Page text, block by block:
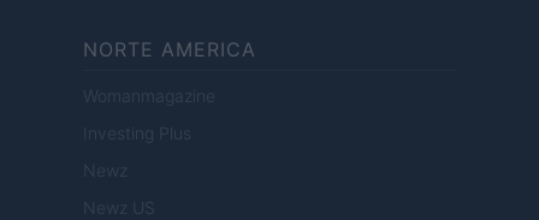
NORTE AMERICA
Womanmagazine
Investing Plus
Newz
Newz US